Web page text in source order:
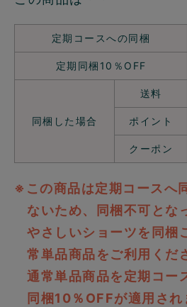
定期コースへの同梱
定期同梱10％OFF
同梱した場合
送料
ポイント
クーポン
※この商品は定期コースへ
ないため、同梱不可とな
やさしいショーツを同梱
常単品商品をご利用くだ
通常単品商品を定期コー
同梱10％OFFが適用され